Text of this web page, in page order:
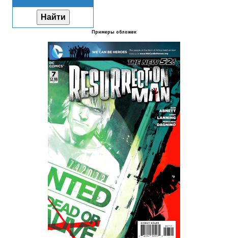
Работы Alexandra10
Kitana HGEC
Apella CBBE SSE BodySlide (with Physics)
Apella 2.0 CBBE SSE BodySlide (with Physics)
Kitana CBBE SSE BodySlide (with Physics)
Nekomimi
New Light Skyrim SE
SB Corset Armor CBBE SSE BodySlide (with Physics)
Wedding Wear CBBE SSE BodySlide (with Physics)
Работы Тестера 55
Наёмный оборотень
Примеры обложек